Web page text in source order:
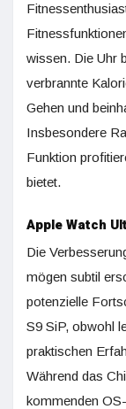
wissen. Die Uhr
verbrannte
Gehen und
Insbesondere
Funktion
bietet.
Apple Watch
Die
mögen subtil
potenzielle
S9 SiP, obwohl
praktischen
Während das
kommenden